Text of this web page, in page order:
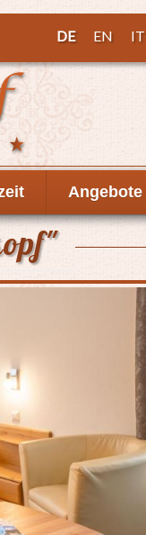
DE EN IT
Angebote